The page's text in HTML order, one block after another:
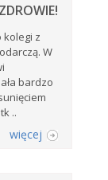
kolegi z
W
bardzo
..
więcej